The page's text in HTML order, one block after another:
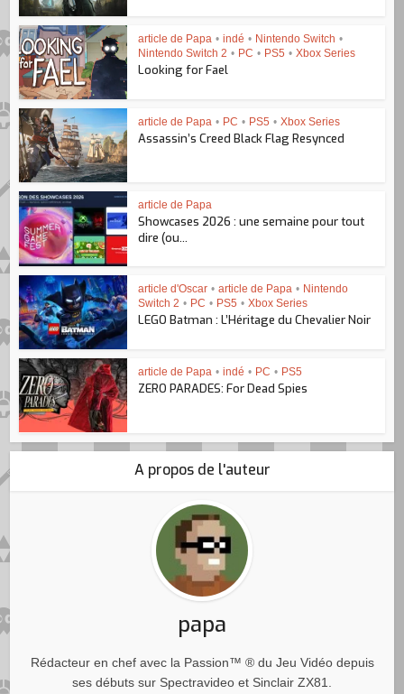
article de Papa • indé • Nintendo Switch •
Nintendo Switch 2 • PC • PS5 • Xbox Series
Looking for Fael
article de Papa • PC • PS5 • Xbox Series
Assassin’s Creed Black Flag Resynced
article de Papa
Showcases 2026 : une semaine pour tout
dire (ou...
article d'Oscar • article de Papa • Nintendo
Switch 2 • PC • PS5 • Xbox Series
LEGO Batman : L’Héritage du Chevalier Noir
article de Papa • indé • PC • PS5
ZERO PARADES: For Dead Spies
A propos de l'auteur
papa
Rédacteur en chef avec la Passion™ ® du Jeu Vidéo depuis
ses débuts sur Spectravideo et Sinclair ZX81.